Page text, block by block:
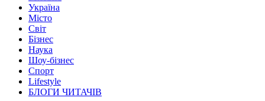
Україна
Місто
Світ
Бізнес
Наука
Шоу-бізнес
Спорт
Lifestyle
БЛОГИ ЧИТАЧІВ